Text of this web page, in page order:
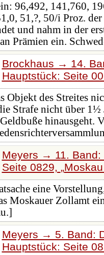
96,492, 141,760,
51,?, 50/i Proz.
und nahm in der
Prämien ein.
Brockhaus → 14.
Hauptstück: Seite
Objekt des Streites
Strafe nicht über 1½
hinausgeht.
Meyers → 11.
Seite 0829,
eine
Moskauer Zollamt
Meyers → 5. Band:
Hauptstück: Seite